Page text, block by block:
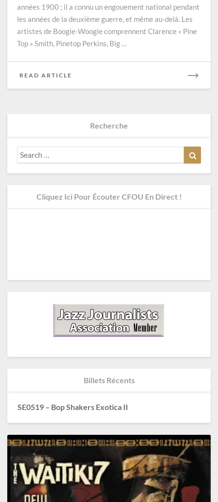
années 1900 ; il a connu un engouement national pendant
les années de la deuxième guerre, et même au-delà. Les
artistes de Boogie-Woogie comprennent Clarence « Pine
Top » Smith, Pinetop Perkins, Big …
READ ARTICLE
MORE
Recherche
Search
for:
Cliquez Ici Pour Écouter CFOU En Direct !
Billets Récents
SE0519 – Bop Shakers Exotica II